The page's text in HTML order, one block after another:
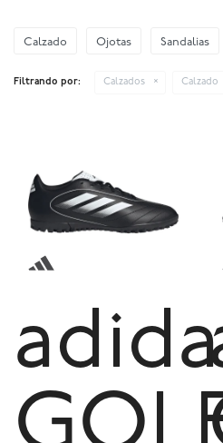
Calzado Ojotas Sandalias
Filtrando por: Calzados Calzado